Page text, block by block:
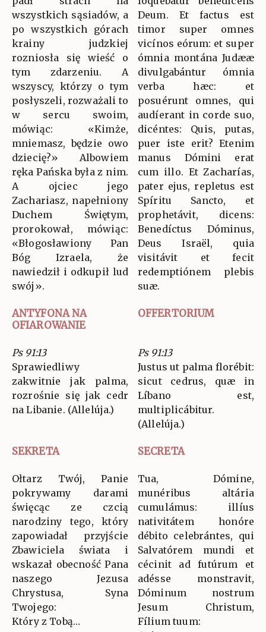
wszystkich sąsiadów, a
po wszystkich górach
krainy judzkiej
rozniosła się wieść o
tym zdarzeniu. A
wszyscy, którzy o tym
posłyszeli, rozważali to
w sercu swoim,
mówiąc: «Kimże,
mniemasz, będzie owo
dziecię?» Albowiem
ręka Pańska była z nim.
A ojciec jego
Zachariasz, napełniony
Duchem Świętym,
prorokował, mówiąc:
«Błogosławiony Pan
Bóg Izraela, że
nawiedził i odkupił lud
swój».
Deum. Et factus est
timor super omnes
vicínos eórum: et super
ómnia montána Judææ
divulgabántur ómnia
verba hæc: et
posuérunt omnes, qui
audíerant in corde suo,
dicéntes: Quis, putas,
puer iste erit? Etenim
manus Dómini erat
cum illo. Et Zacharías,
pater ejus, repletus est
Spíritu Sancto, et
prophetávit, dicens:
Benedíctus Dóminus,
Deus Israël, quia
visitávit et fecit
redemptiónem plebis
suæ.
ANTYFONA NA
OFIAROWANIE
OFFERTORIUM
Ps 91:13
Sprawiedliwy
zakwitnie jak palma,
rozrośnie się jak cedr
na Libanie. (Allelúja.)
Ps 91:13
Justus ut palma florébit:
sicut cedrus, quæ in
Líbano est,
multiplicábitur.
(Allelúja.)
SEKRETA SECRETA
Ołtarz Twój, Panie
pokrywamy darami
święcąc ze czcią
narodziny tego, który
zapowiadał przyjście
Zbawiciela świata i
wskazał obecność Pana
naszego Jezusa
Chrystusa, Syna
Twojego:
Który z Tobą…
Tua, Dómine,
munéribus altária
cumulámus: illíus
nativitátem honóre
débito celebrántes, qui
Salvatórem mundi et
cécinit ad futúrum et
adésse monstravit,
Dóminum nostrum
Jesum Christum,
Fílium tuum: